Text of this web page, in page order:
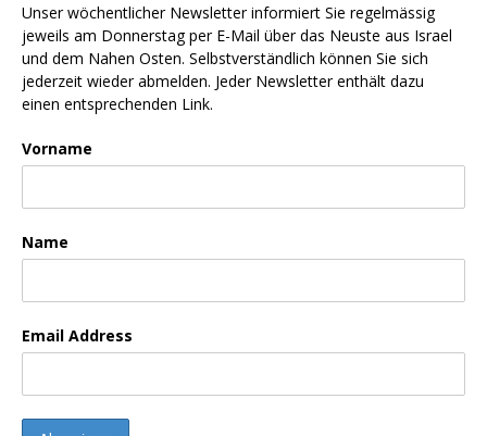
Unser wöchentlicher Newsletter informiert Sie regelmässig
jeweils am Donnerstag per E-Mail über das Neuste aus Israel
und dem Nahen Osten. Selbstverständlich können Sie sich
jederzeit wieder abmelden. Jeder Newsletter enthält dazu
einen entsprechenden Link.
Vorname
Name
Email Address